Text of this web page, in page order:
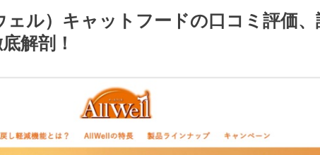
ル）キャットフードの口コミ評価、
解剖！